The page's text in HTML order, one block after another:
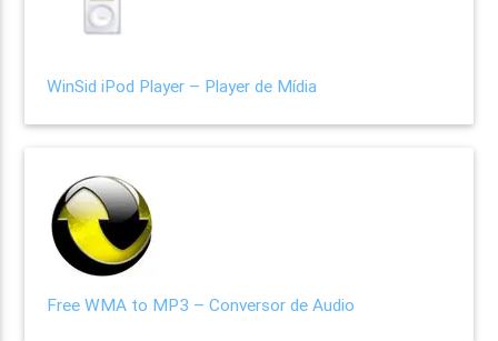
WinSid iPod Player – Player de Mídia
Free WMA to MP3 – Conversor de Audio